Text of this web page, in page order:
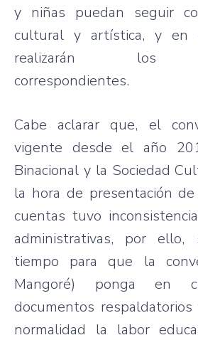
y niñas puedan seguir
cultural y artística, y en
realizarán los
correspondientes.
Cabe aclarar que, el
vigente desde el año
Binacional y la Sociedad
la hora de presentación
cuentas tuvo
administrativas, por
tiempo para que la
Mangoré) ponga en
documentos
normalidad la labor